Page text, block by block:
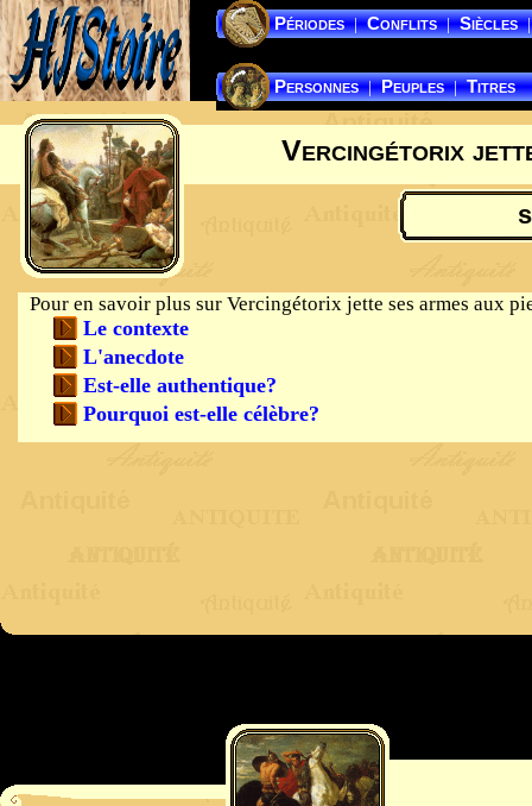
Périodes | Conflits | Siècles |
Personnes | Peuples | Titres
Vercingétorix jette
Pour en savoir plus sur Vercingétorix jette ses armes aux
Le contexte
L'anecdote
Est-elle authentique?
Pourquoi est-elle célèbre?